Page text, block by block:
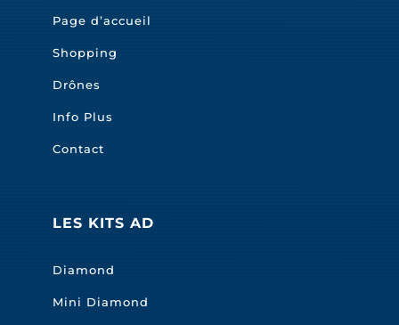
Page d’accueil
Shopping
Drônes
Info Plus
Contact
LES KITS AD
Diamond
Mini Diamond